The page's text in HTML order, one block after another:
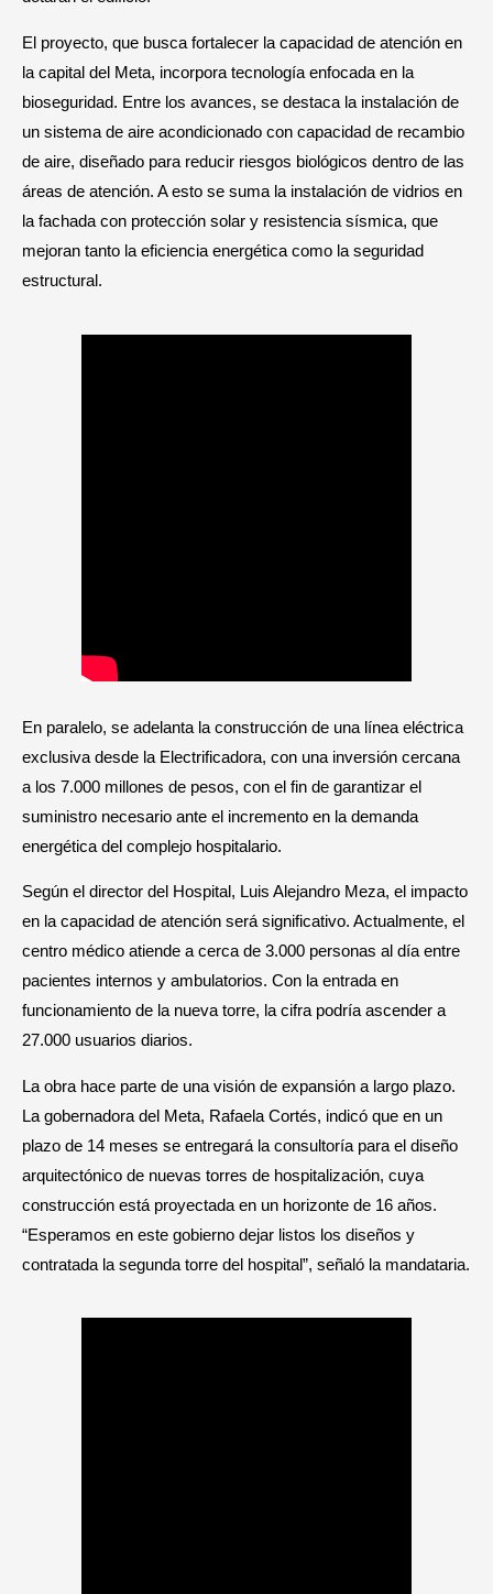
El proyecto, que busca fortalecer la capacidad de atención en
la capital del Meta, incorpora tecnología enfocada en la
bioseguridad. Entre los avances, se destaca la instalación de
un sistema de aire acondicionado con capacidad de recambio
de aire, diseñado para reducir riesgos biológicos dentro de las
áreas de atención. A esto se suma la instalación de vidrios en
la fachada con protección solar y resistencia sísmica, que
mejoran tanto la eficiencia energética como la seguridad
estructural.
En paralelo, se adelanta la construcción de una línea eléctrica
exclusiva desde la Electrificadora, con una inversión cercana
a los 7.000 millones de pesos, con el fin de garantizar el
suministro necesario ante el incremento en la demanda
energética del complejo hospitalario.
Según el director del Hospital, Luis Alejandro Meza, el impacto
en la capacidad de atención será significativo. Actualmente, el
centro médico atiende a cerca de 3.000 personas al día entre
pacientes internos y ambulatorios. Con la entrada en
funcionamiento de la nueva torre, la cifra podría ascender a
27.000 usuarios diarios.
La obra hace parte de una visión de expansión a largo plazo.
La gobernadora del Meta, Rafaela Cortés, indicó que en un
plazo de 14 meses se entregará la consultoría para el diseño
arquitectónico de nuevas torres de hospitalización, cuya
construcción está proyectada en un horizonte de 16 años.
“Esperamos en este gobierno dejar listos los diseños y
contratada la segunda torre del hospital”, señaló la mandataria.